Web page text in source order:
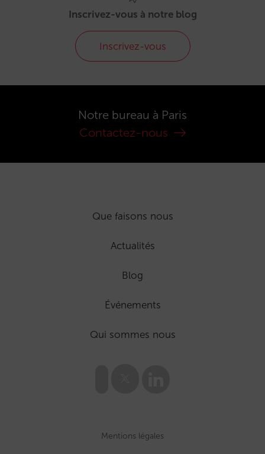
Inscrivez-vous à notre blog
Inscrivez-vous
Notre bureau à Paris
Contactez-nous
Que faisons nous
Actualités
Blog
Événements
Qui sommes nous
Mentions légales